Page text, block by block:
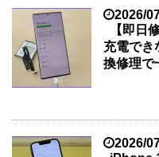
2026/
【即日
充電でき
換修理で
2026/